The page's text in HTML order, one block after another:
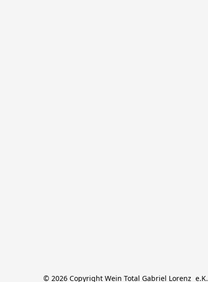
© 2026 Copyright Wein Total Gabriel Lorenz  e.K.